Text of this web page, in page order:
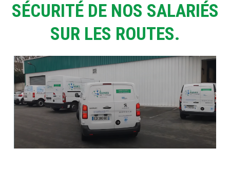
SÉCURITÉ DE NOS SALARIÉS
SUR LES ROUTES.